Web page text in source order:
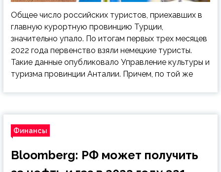
Общее число российских туристов, приехавших в
главную курортную провинцию Турции,
значительно упало. По итогам первых трех месяцев
2022 года первенство взяли немецкие туристы.
Такие данные опубликовало Управление культуры и
туризма провинции Анталии. Причем, по той же
Финансы
Bloomberg: РФ может получить